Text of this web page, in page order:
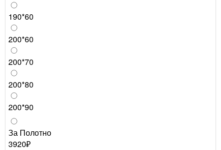
190*60
200*60
200*70
200*80
200*90
За Полотно
3920₽